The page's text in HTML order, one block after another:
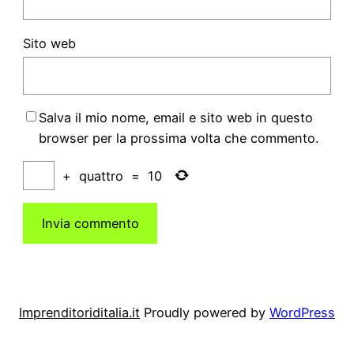
Sito web
Salva il mio nome, email e sito web in questo
browser per la prossima volta che commento.
+ quattro = 10
Imprenditoriditalia.it Proudly powered by WordPress